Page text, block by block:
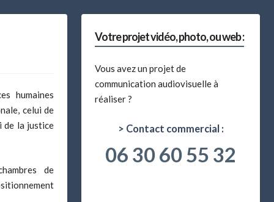
humaines
celui de
de la justice
de
Votre projet vidéo, photo, ou web :
Vous avez un projet de
communication audiovisuelle à
réaliser ?
> Contact commercial :
06 30 60 55 32